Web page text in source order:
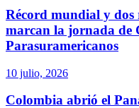
Récord mundial y dos
marcan la jornada de
Parasuramericanos
10 julio, 2026
Colombia abrió el